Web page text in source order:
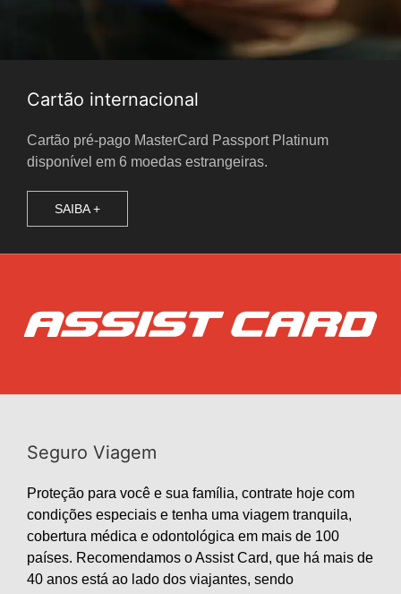
Cartão internacional
Cartão pré-pago MasterCard Passport Platinum
disponível em 6 moedas estrangeiras.
SAIBA +
Seguro Viagem
Proteção para você e sua família, contrate hoje com
condições especiais e tenha uma viagem tranquila,
cobertura médica e odontológica em mais de 100
países. Recomendamos o Assist Card, que há mais de
40 anos está ao lado dos viajantes, sendo